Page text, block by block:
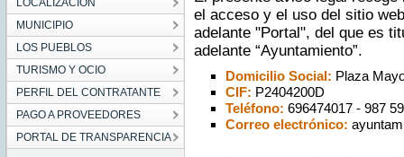
LOCALIZACIÓN
MUNICIPIO
LOS PUEBLOS
TURISMO Y OCIO
PERFIL DEL CONTRATANTE
PAGO A PROVEEDORES
PORTAL DE TRANSPARENCIA
el acceso y el uso del sitio
adelante "Portal", del que es
adelante “Ayuntamiento”.
Domicilio Social: Plaza
CIF: P2404200D
Teléfono: 696474017 - 987
Correo electrónico: